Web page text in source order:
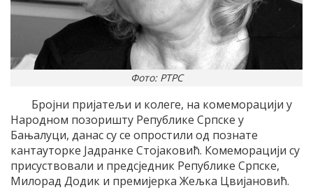
Фото: РТРС
Бројни пријатељи и колеге, на комеморацији у
Народном позоришту Републике Српске у
Бањалуци, данас су се опростили од познате
кантауторке Јадранке Стојаковић. Комеморацији су
присуствовали и предсједник Републике Српске,
Милорад Додик и премијерка Жељка Цвијановић.